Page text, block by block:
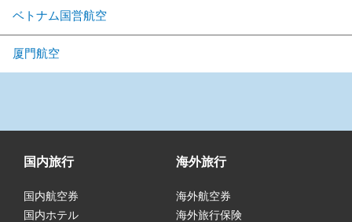
ベトナム国営航空
厦門航空
国内旅行
国内航空券
国内ホテル
海外旅行
海外航空券
海外旅行保険